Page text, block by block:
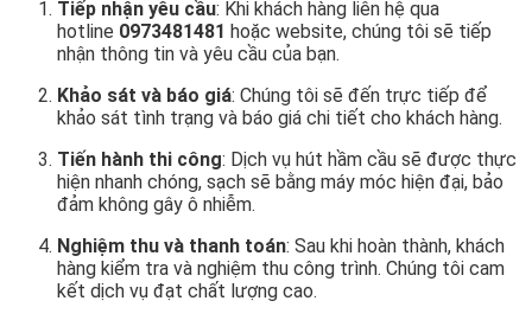
Tiếp nhận yêu cầu: Khi khách hàng liên hệ qua
hotline 0973481481 hoặc website, chúng tôi sẽ tiếp
nhận thông tin và yêu cầu của bạn.
Khảo sát và báo giá: Chúng tôi sẽ đến trực tiếp để
khảo sát tình trạng và báo giá chi tiết cho khách hàng.
Tiến hành thi công: Dịch vụ hút hầm cầu sẽ được thực
hiện nhanh chóng, sạch sẽ bằng máy móc hiện đại, bảo
đảm không gây ô nhiễm.
Nghiệm thu và thanh toán: Sau khi hoàn thành, khách
hàng kiểm tra và nghiệm thu công trình. Chúng tôi cam
kết dịch vụ đạt chất lượng cao.